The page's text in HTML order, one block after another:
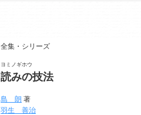
全集・シリーズ
ヨミノギホウ
読みの技法
島 朗 著
羽生 善治